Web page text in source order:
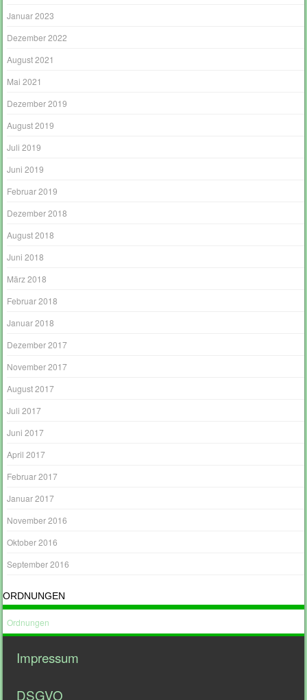
Januar 2023
Dezember 2022
August 2021
Mai 2021
Dezember 2019
August 2019
Juli 2019
Juni 2019
Februar 2019
Dezember 2018
August 2018
Juni 2018
März 2018
Februar 2018
Januar 2018
Dezember 2017
November 2017
August 2017
Juli 2017
Juni 2017
April 2017
Februar 2017
Januar 2017
November 2016
Oktober 2016
September 2016
ORDNUNGEN
Ordnungen
Impressum
DSGVO